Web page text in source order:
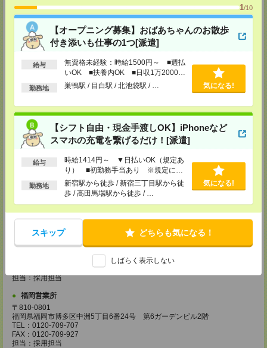
1/10
【オープニング募集】おばあちゃんのお散歩
付き添いも仕事の1つ[派遣]
給与
無資格未経験：時給1500円～ ■週払
いOK ■扶養内OK ■日収1万2000円
以上
勤務地 巣鴨駅 / 目白駅 / 北池袋駅 / … 気になる!
【シフト自由・現金手渡しOK】iPhoneなど
スマホの充電を繋げるだけ！[派遣]
給与
時給1414円～ ▼日払いOK（規定あ
り） ■初勤務手当あり ※規定によ
る
勤務地
新宿駅から徒歩 / 新宿三丁目駅から徒
歩 / 高田馬場駅から徒歩 / …
気になる!
スキップ どちらも気になる！
しばらく表示しない
担当：採用担当
大阪営業所
〒530-0017
大阪府大阪市北区角田町8番1号 大阪梅田ツインタワーズ・ノース34階
FAX：0120-992-568
神戸営業所
兵庫県神戸市中央区東川崎町1丁目3番3号 神戸ハーバーランドセンタービ
ル18階
TEL：0120-995-984
FAX：0120-709-785
担当：採用担当
広島営業所
広島県広島市中区紙屋町2丁目1番地22号 広島興銀ビル11階
TEL：0120-709-707
FAX：0120-934-504
担当：採用担当
松山営業所
〒790-0003
担当：採用担当
福岡営業所
〒810-0801
福岡県福岡市博多区中洲5丁目6番24号 第6ガーデンビル2階
TEL：0120-709-707
FAX：0120-709-927
担当：採用担当